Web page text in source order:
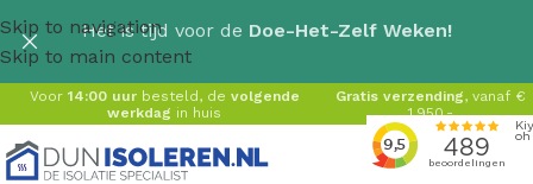
Skip to navigation
Skip to main content
Het is tijd voor de Doe-Het-Zelf Weken!
Voor 14:00 uurbesteld, de volgende
werkdag in huis
Gratis verzending, vanaf €
1.950,-